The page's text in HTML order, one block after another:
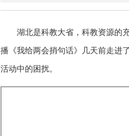
湖北是科教大省，科教资源的
播《我给两会捎句话》几天前走进
活动中的困扰。